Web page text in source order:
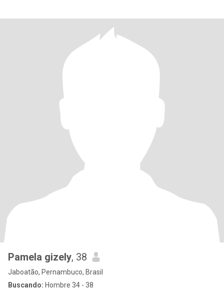
Pamela gizely, 38
Jaboatão, Pernambuco, Brasil
Buscando: Hombre 34 - 38